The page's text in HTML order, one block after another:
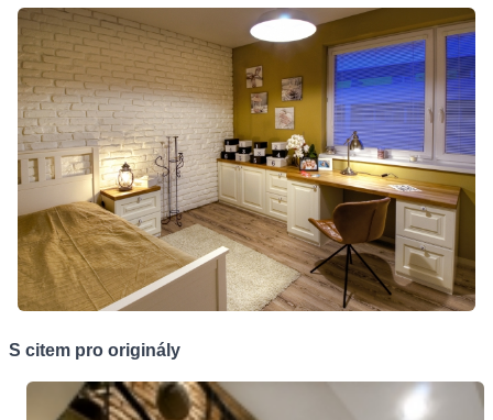
S citem pro originály